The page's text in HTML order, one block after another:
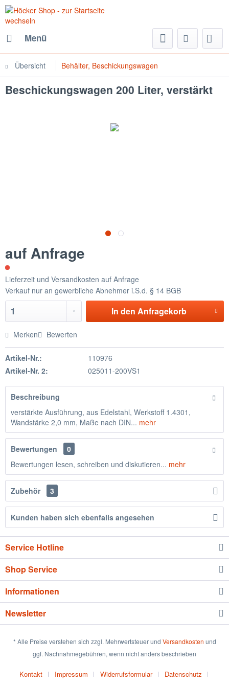
Menü
Übersicht Behälter, Beschickungswagen
Beschickungswagen 200 Liter, verstärkt
auf Anfrage
Lieferzeit und Versandkosten auf Anfrage
Verkauf nur an gewerbliche Abnehmer i.S.d. § 14 BGB
In den Anfragekorb
Merken Bewerten
Artikel-Nr.:
110976
Artikel-Nr. 2:
025011-200VS1
Beschreibung
verstärkte Ausführung, aus Edelstahl, Werkstoff 1.4301,
Wandstärke 2,0 mm, Maße nach DIN... mehr
Bewertungen
0
Bewertungen lesen, schreiben und diskutieren... mehr
Zubehör 3
Kunden haben sich ebenfalls angesehen
Service Hotline
Shop Service
Informationen
Newsletter
* Alle Preise verstehen sich zzgl. Mehrwertsteuer und Versandkosten und
ggf. Nachnahmegebühren, wenn nicht anders beschrieben
Kontakt Impressum Widerrufsformular Datenschutz